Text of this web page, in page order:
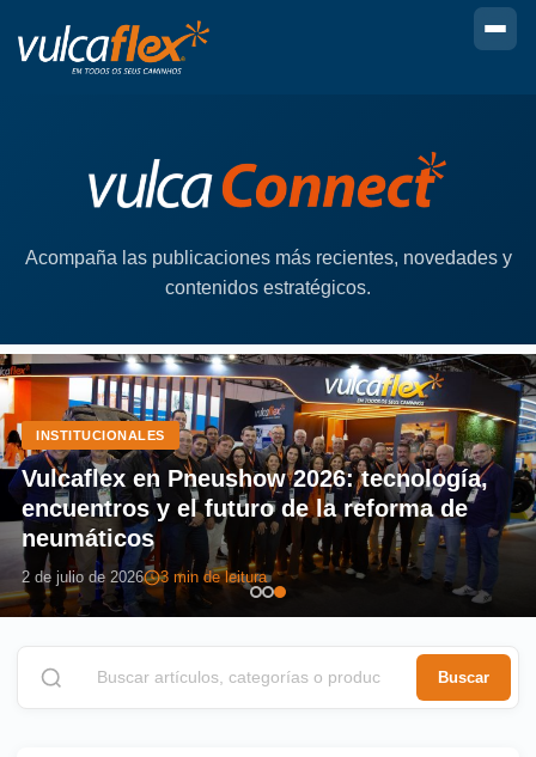
Acompaña las publicaciones más recientes, novedades y
contenidos estratégicos.
INSTITUCIONALES
Vulcaflex en Pneushow 2026: tecnología,
encuentros y el futuro de la reforma de
neumáticos
2 de julio de 2026 3 min de leitura
Buscar